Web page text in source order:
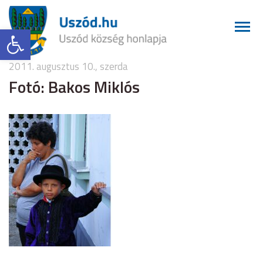
Eszköztár megnyitása
2011. augusztus 10., szerda
Fotó: Bakos Miklós